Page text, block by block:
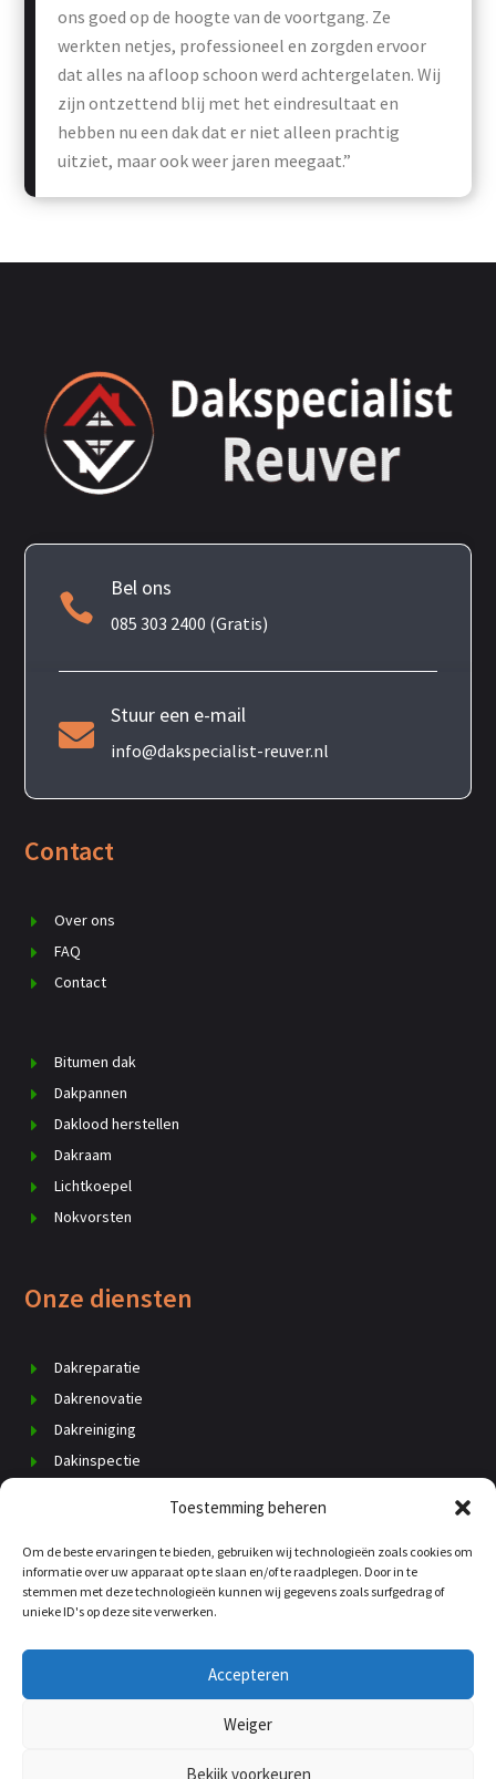
Toestemming beheren
Om de beste ervaringen te bieden, gebruiken wij technologieën zoals cookies om
informatie over uw apparaat op te slaan en/of te raadplegen. Door in te
stemmen met deze technologieën kunnen wij gegevens zoals surfgedrag of
unieke ID's op deze site verwerken.
Accepteren
Weiger
Bekijk voorkeuren
ons goed op de hoogte van de voortgang. Ze
werkten netjes, professioneel en zorgden ervoor
dat alles na afloop schoon werd achtergelaten. Wij
zijn ontzettend blij met het eindresultaat en
hebben nu een dak dat er niet alleen prachtig
uitziet, maar ook weer jaren meegaat.”

Bel ons
085 303 2400 (Gratis)

Stuur een e-mail
info@dakspecialist-reuver.nl
Contact
Over ons
FAQ
Contact
Bitumen dak
Dakpannen
Daklood herstellen
Dakraam
Lichtkoepel
Nokvorsten
Onze diensten
Dakreparatie
Dakrenovatie
Dakreiniging
Dakinspectie
Daklekkage
Dakisolatie
Dakgoten
Kosten dakdekker